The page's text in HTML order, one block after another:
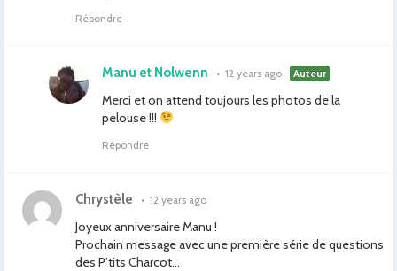
Répondre
Manu et Nolwenn • 12 years ago Auteur
Merci et on attend toujours les photos de la
pelouse !!!
Répondre
Chrystèle • 12 years ago
Joyeux anniversaire Manu !
Prochain message avec une première série de questions
des P’tits Charcot…